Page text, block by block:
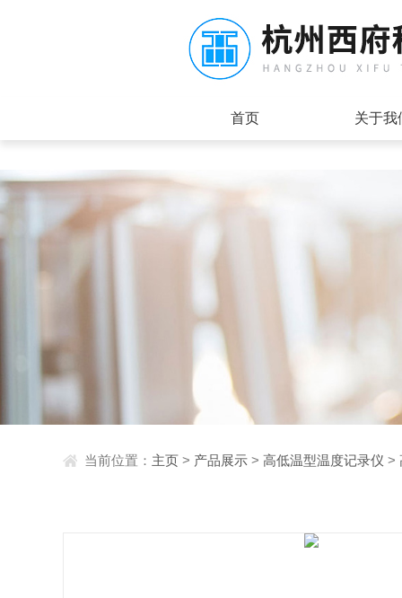
首页 关于我
当前位置： 主页 > 产品展示 > 高低温型温度记录仪 >